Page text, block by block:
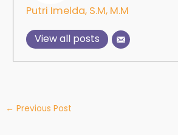
Putri Imelda, S.M, M.M
View all posts
← Previous Post